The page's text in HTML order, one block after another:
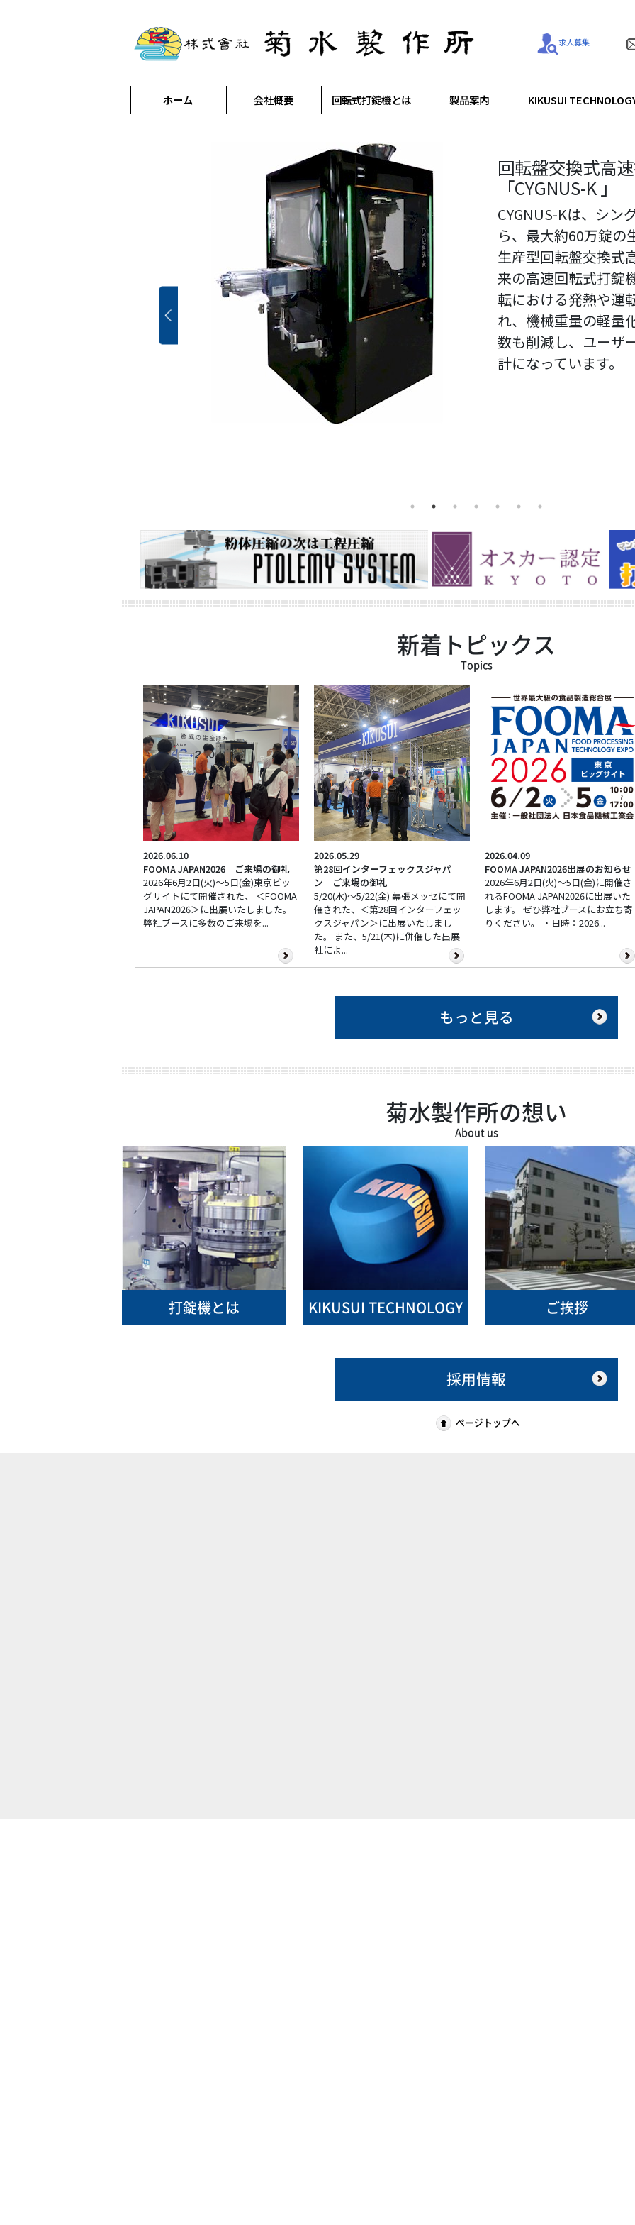
求人募集
ホーム 会社概要 回転式打錠機とは 製品案内 KIKUSUI
粉体圧縮の次は
「PTOLEMY
長年＜粉体圧縮技術
製作所は、次のステ
圧縮＞をご提案しま
PTOLEMY SYSTEM
（POLARIS）、連続
（CRATER・ARIES
ニット（SPICA）、
送装置（AURIGA）
回転盤交換式高
「CYGNUS-K 」
CYGNUS-Kは、シン
ら、最大約60万錠の
生産型回転盤交換式
来の高速回転式打錠
転における発熱や運
れ、機械重量の軽量
数も削減し、ユーザ
計になっています。
高速回転式打錠
G-B」
ＡＱＵＡＲＩＵＳ Ｇ
産向けに開発された
転式打錠機です。
１２０ｋＮの高圧縮
高速回転を可能にし
をあげる仕様となっ
高速回転式コン
機「AQUARIUS C
ＡＱＵＡＲＩＵＳ Ｃ
ンテインメント性能
完全に機内に封じ込
保全できる世界初の
回転式コンテインメ
また、本機ではＩＰ
り、機内だけでなく
しています。
外部滑沢噴霧シ
P1」
錠剤を生産するため
に加え、打錠障害の
量の滑沢剤を混合さ
ますが、反面、その
や崩壊性に悪影響を
ています。
本システムは、微量
臼へ直接噴霧し、滑
錠剤測定機「
錠剤質量・厚み・
ＴＭ５－２は、従来
に加え、ウェットダ
を加えるとともに、
搬送の技術・経験を
速な測定を可能とし
錠径・硬度測定装置
高速自動カプセ
「PLANETA100」
PLANETAは、様々
形のご要望に応じて
キシブルなモデルで
は、6,000, 12,000,
100,000caps/hから
せて選択できます。
充填ユニットを2台
なる剤形の複合充填
新着トピックス
Topics
2026.06.10
FOOMA JAPAN2026 ご来場の御礼
2026年6月2日(火)～5日(金)東京ビッ
グサイトにて開催された、 ＜FOOMA
JAPAN2026＞に出展いたしました。
弊社ブースに多数のご来場を...
2026.05.29
第28回インターフェックスジャパ
ン ご来場の御礼
5/20(水)～5/22(金) 幕張メッセにて開
催された、＜第28回インターフェッ
クスジャパン＞に出展いたしまし
た。 また、5/21(木)に併催した出展
社によ...
2026.04.09
FOOMA JAPAN2026出展のお知らせ
2026年6月2日(火)～5日(金)に開催さ
れるFOOMA JAPAN2026に出展いた
します。 ぜひ弊社ブースにお立ち寄
りください。 ・日時：2026...
もっと見る
菊水製作所の想い
About us
打錠機とは KIKUSUI TECHNOLOGY ご挨拶
採用情報
ページトップへ